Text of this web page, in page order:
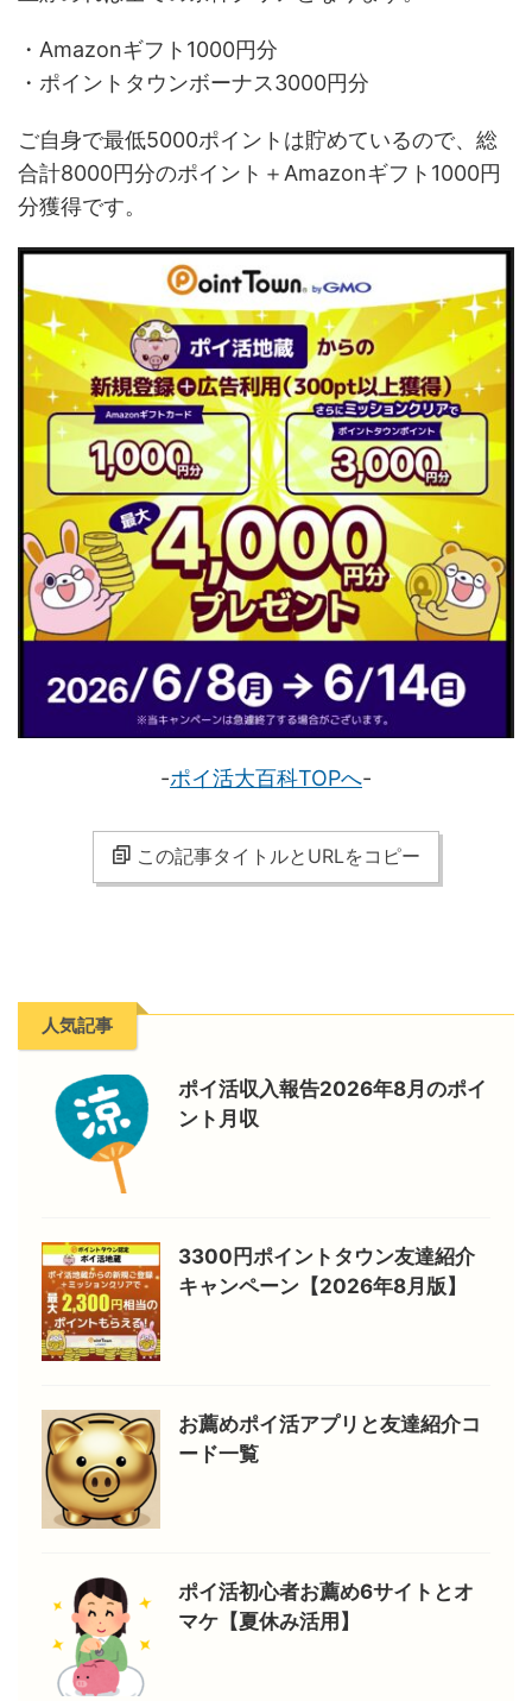
・Amazonギフト1000円分
・ポイントタウンボーナス3000円分
ご自身で最低5000ポイントは貯めているので、総
合計8000円分のポイント＋Amazonギフト1000円
分獲得です。
-ポイ活大百科TOPへ-
この記事タイトルとURLをコピー
人気記事
ポイ活収入報告2026年8月のポイ
ント月収
3300円ポイントタウン友達紹介
キャンペーン【2026年8月版】
お薦めポイ活アプリと友達紹介コ
ード一覧
ポイ活初心者お薦め6サイトとオ
マケ【夏休み活用】